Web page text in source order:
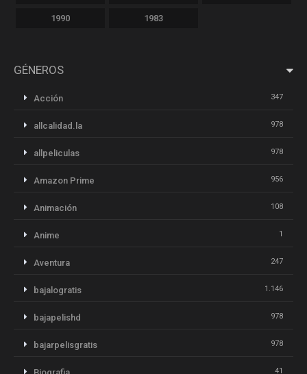
1990 1983
GÉNEROS
Acción 347
allcalidad.la 978
allpeliculas 978
Amazon Prime 956
Animación 108
Anime 1
Aventura 247
bajalogratis 1.146
bajapelishd 978
bajarpelisgratis 978
41